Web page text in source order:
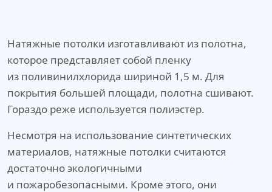
Натяжные потолки изготавливают из полотна,
которое представляет собой пленку
из поливинилхлорида шириной 1,5 м. Для
покрытия большей площади, полотна сшивают.
Гораздо реже используется полиэстер.
Несмотря на использование синтетических
материалов, натяжные потолки считаются
достаточно экологичными
и пожаробезопасными. Кроме этого, они